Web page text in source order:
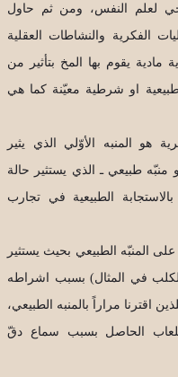
لعلم النفس، ومن ثم حاول
الفكرية والنشاطات العقلية
مادية يقوم بها المخ بتأثير من
طبيعية او شرطية معيّنة كما هي
هو المنبه الأوّلي الذي يثير
طبيعي ـ الذي يستثير حالة
الطبيعية في تجارب
المنبّه الطبيعي بحيث يستثير
في المثال) بسبب اشراطه
اقترنا مراراً بالمنبه الطبيعي،
الحاصل بسبب سماع دقّ